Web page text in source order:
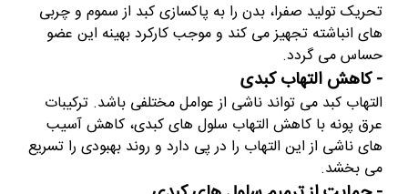
تحریک تولید صفرا، بدن را به پاکسازی کبد از سموم و چربی
های انباشته تجهیز می کند و موجب کارکرد بهینه این عضو
حساس می گردد.
- کاهش التهاب کبدی
التهاب کبد می تواند ناشی از عوامل مختلفی باشد. ترکیبات
عرق پونه با کاهش التهاب سلول های کبدی، کاهش آسیب
های ناشی از این التهاب را در پی دارد و روند بهبودی را تسریع
می بخشد.